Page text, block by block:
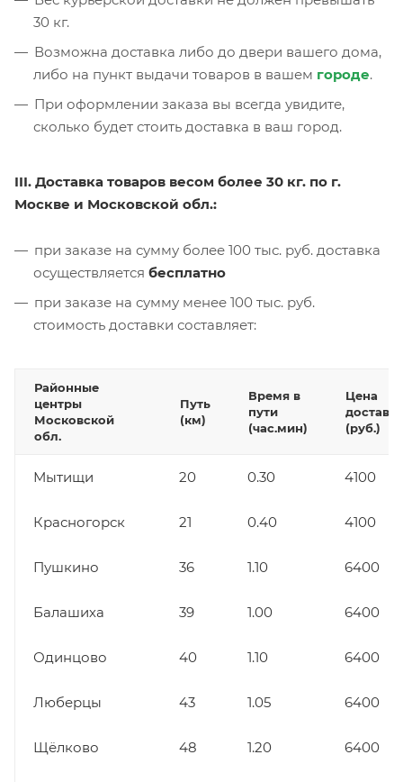
30 кг.
Возможна доставка либо до двери вашего дома,
либо на пункт выдачи товаров в вашем городе.
При оформлении заказа вы всегда увидите,
сколько будет стоить доставка в ваш город.
III. Доставка товаров весом более 30 кг. по г.
Москве и Московской обл.:
при заказе на сумму более 100 тыс. руб. доставка
осуществляется бесплатно
при заказе на сумму менее 100 тыс. руб.
стоимость доставки составляет:
Районные
центры
Московской
обл.
Путь
(км)
Время в
пути
(час.мин)
Цена
(руб.)
Мытищи 20 0.30 4100
Красногорск 21 0.40 4100
Пушкино 36 1.10 6400
Балашиха 39 1.00 6400
Одинцово 40 1.10 6400
Люберцы 43 1.05 6400
Щёлково 48 1.20 6400